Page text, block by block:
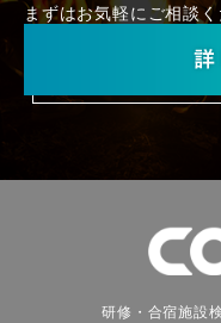
まずはお気軽にご相談く
研修・合宿施設